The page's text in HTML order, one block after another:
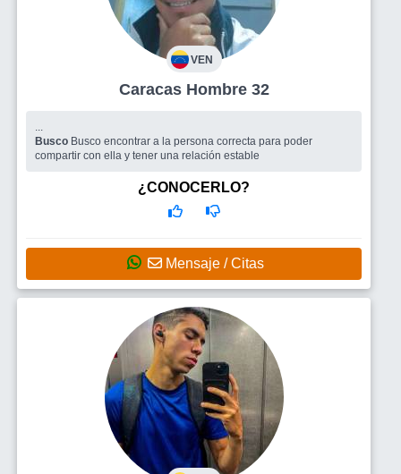
VEN
Caracas Hombre 32
Busco Busco encontrar a la persona correcta para poder
compartir con ella y tener una relación estable
¿CONOCERLO?
Mensaje / Citas